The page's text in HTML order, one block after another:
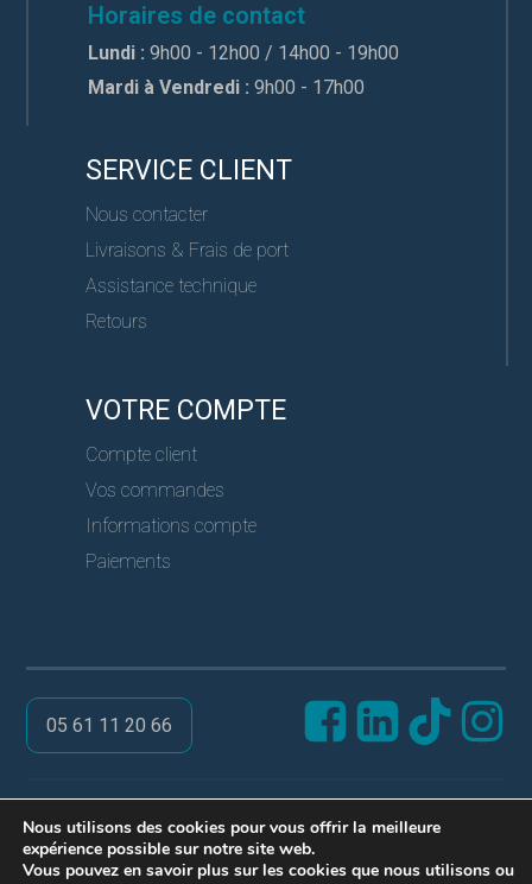
Horaires de contact
Lundi : 9h00 - 12h00 / 14h00 - 19h00
Mardi à Vendredi : 9h00 - 17h00
SERVICE CLIENT
Nous contacter
Livraisons & Frais de port
Assistance technique
Retours
VOTRE COMPTE
Compte client
Vos commandes
Informations compte
Paiements
05 61 11 20 66
@ PRO SERVICES CLES
Réalisation ARPEGA
Nous utilisons des cookies pour vous offrir la meilleure
expérience possible sur notre site web.
Vous pouvez en savoir plus sur les cookies que nous utilisons ou